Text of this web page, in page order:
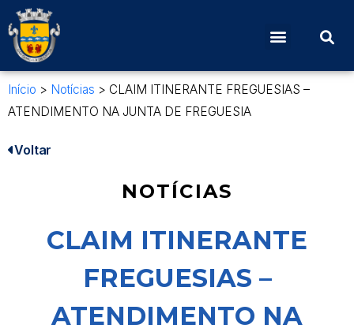
Início > Notícias > CLAIM ITINERANTE FREGUESIAS –
ATENDIMENTO NA JUNTA DE FREGUESIA
Voltar
NOTÍCIAS
CLAIM ITINERANTE
FREGUESIAS –
ATENDIMENTO NA